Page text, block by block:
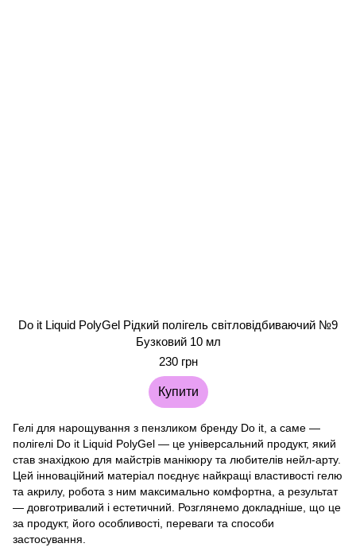
Do it Liquid PolyGel Рідкий полігель світловідбиваючий №9
Бузковий 10 мл
230 грн
Купити
Гелі для нарощування з пензликом бренду Do it, а саме —
полігелі Do it Liquid PolyGel — це універсальний продукт, який
став знахідкою для майстрів манікюру та любителів нейл-арту.
Цей інноваційний матеріал поєднує найкращі властивості гелю
та акрилу, робота з ним максимально комфортна, а результат
— довготривалий і естетичний. Розглянемо докладніше, що це
за продукт, його особливості, переваги та способи
застосування.